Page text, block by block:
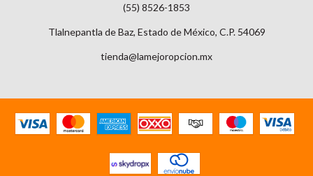
(55) 8526-1853
Tlalnepantla de Baz, Estado de México, C.P. 54069
tienda@lamejoropcion.mx